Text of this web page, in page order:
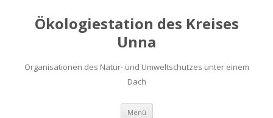
Ökologiestation des Kreises
Unna
Organisationen des Natur- und Umweltschutzes unter einem
Dach
Menü Zum